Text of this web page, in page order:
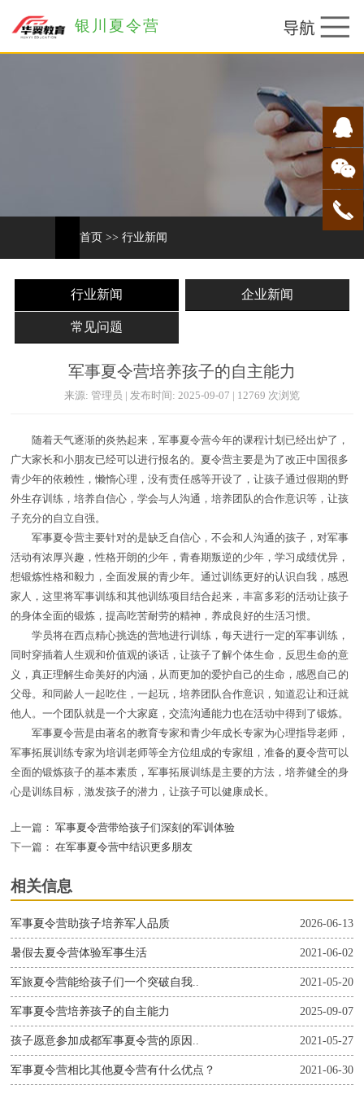
银川夏令营
首页 >> 行业新闻
行业新闻 企业新闻
常见问题
军事夏令营培养孩子的自主能力
来源: 管理员 | 发布时间: 2025-09-07 | 12769 次浏览
随着天气逐渐的炎热起来，军事夏令营今年的课程计划已经出炉了，
广大家长和小朋友已经可以进行报名的。夏令营主要是为了改正中国很多
青少年的依赖性，懒惰心理，没有责任感等开设了，让孩子通过假期的野
外生存训练，培养自信心，学会与人沟通，培养团队的合作意识等，让孩
子充分的自立自强。
军事夏令营主要针对的是缺乏自信心，不会和人沟通的孩子，对军事
活动有浓厚兴趣，性格开朗的少年，青春期叛逆的少年，学习成绩优异，
想锻炼性格和毅力，全面发展的青少年。通过训练更好的认识自我，感恩
家人，这里将军事训练和其他训练项目结合起来，丰富多彩的活动让孩子
的身体全面的锻炼，提高吃苦耐劳的精神，养成良好的生活习惯。
学员将在西点精心挑选的营地进行训练，每天进行一定的军事训练，
同时穿插着人生观和价值观的谈话，让孩子了解个体生命，反思生命的意
义，真正理解生命美好的内涵，从而更加的爱护自己的生命，感恩自己的
父母。和同龄人一起吃住，一起玩，培养团队合作意识，知道忍让和迁就
他人。一个团队就是一个大家庭，交流沟通能力也在活动中得到了锻炼。
军事夏令营是由著名的教育专家和青少年成长专家为心理指导老师，
军事拓展训练专家为培训老师等全方位组成的专家组，准备的夏令营可以
全面的锻炼孩子的基本素质，军事拓展训练是主要的方法，培养健全的身
心是训练目标，激发孩子的潜力，让孩子可以健康成长。
上一篇： 军事夏令营带给孩子们深刻的军训体验
下一篇： 在军事夏令营中结识更多朋友
相关信息
2026-06-13
军事夏令营助孩子培养军人品质
2021-06-02
暑假去夏令营体验军事生活
2021-05-20
军旅夏令营能给孩子们一个突破自我..
2025-09-07
军事夏令营培养孩子的自主能力
2021-05-27
孩子愿意参加成都军事夏令营的原因..
2021-06-30
军事夏令营相比其他夏令营有什么优点？